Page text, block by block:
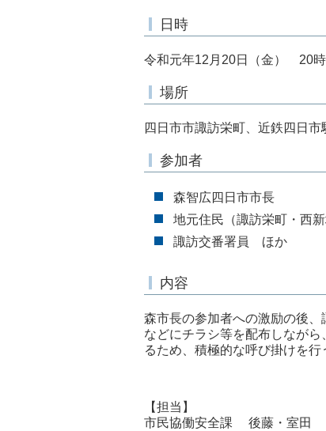
日時
令和元年12月20日（金） 20
場所
四日市市諏訪栄町、近鉄四日市
参加者
森智広四日市市長
地元住民（諏訪栄町・西
諏訪交番署員 ほか
内容
森市長の参加者への激励の後
などにチラシ等を配布しなが
るため、積極的な呼び掛けを行
【担当】
市民協働安全課 後藤・室田